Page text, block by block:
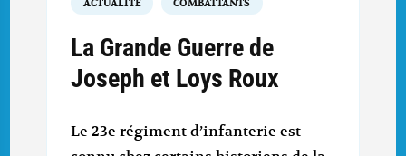
ACTUALITÉ COMBATTANTS
La Grande Guerre de
Joseph et Loys Roux
Le 23e régiment d’infanterie est